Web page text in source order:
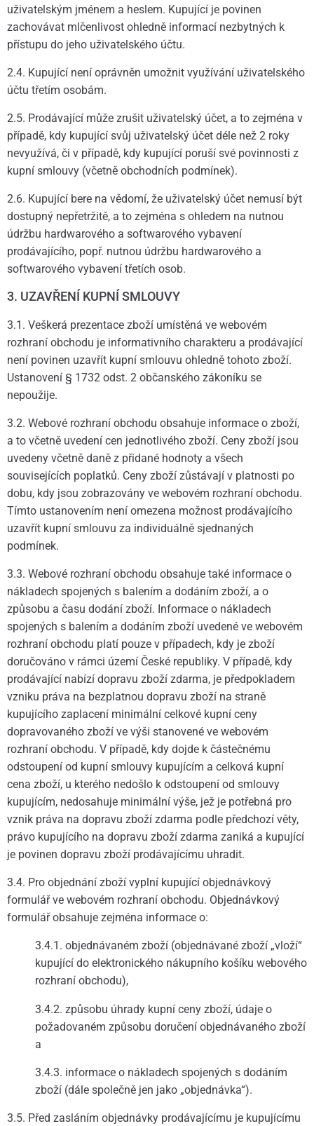
uživatelským jménem a heslem. Kupující je povinen
zachovávat mlčenlivost ohledně informací nezbytných k
přístupu do jeho uživatelského účtu.
2.4. Kupující není oprávněn umožnit využívání uživatelského
účtu třetím osobám.
2.5. Prodávající může zrušit uživatelský účet, a to zejména v
případě, kdy kupující svůj uživatelský účet déle než 2 roky
nevyužívá, či v případě, kdy kupující poruší své povinnosti z
kupní smlouvy (včetně obchodních podmínek).
2.6. Kupující bere na vědomí, že uživatelský účet nemusí být
dostupný nepřetržitě, a to zejména s ohledem na nutnou
údržbu hardwarového a softwarového vybavení
prodávajícího, popř. nutnou údržbu hardwarového a
softwarového vybavení třetích osob.
3. UZAVŘENÍ KUPNÍ SMLOUVY
3.1. Veškerá prezentace zboží umístěná ve webovém
rozhraní obchodu je informativního charakteru a prodávající
není povinen uzavřít kupní smlouvu ohledně tohoto zboží.
Ustanovení § 1732 odst. 2 občanského zákoníku se
nepoužije.
3.2. Webové rozhraní obchodu obsahuje informace o zboží,
a to včetně uvedení cen jednotlivého zboží. Ceny zboží jsou
uvedeny včetně daně z přidané hodnoty a všech
souvisejících poplatků. Ceny zboží zůstávají v platnosti po
dobu, kdy jsou zobrazovány ve webovém rozhraní obchodu.
Tímto ustanovením není omezena možnost prodávajícího
uzavřít kupní smlouvu za individuálně sjednaných
podmínek.
3.3. Webové rozhraní obchodu obsahuje také informace o
nákladech spojených s balením a dodáním zboží, a o
způsobu a času dodání zboží. Informace o nákladech
spojených s balením a dodáním zboží uvedené ve webovém
rozhraní obchodu platí pouze v případech, kdy je zboží
doručováno v rámci území České republiky. V případě, kdy
prodávající nabízí dopravu zboží zdarma, je předpokladem
vzniku práva na bezplatnou dopravu zboží na straně
kupujícího zaplacení minimální celkové kupní ceny
dopravovaného zboží ve výši stanovené ve webovém
rozhraní obchodu. V případě, kdy dojde k částečnému
odstoupení od kupní smlouvy kupujícím a celková kupní
cena zboží, u kterého nedošlo k odstoupení od smlouvy
kupujícím, nedosahuje minimální výše, jež je potřebná pro
vznik práva na dopravu zboží zdarma podle předchozí věty,
právo kupujícího na dopravu zboží zdarma zaniká a kupující
je povinen dopravu zboží prodávajícímu uhradit.
3.4. Pro objednání zboží vyplní kupující objednávkový
formulář ve webovém rozhraní obchodu. Objednávkový
formulář obsahuje zejména informace o:
3.4.1. objednávaném zboží (objednávané zboží „vloží“
kupující do elektronického nákupního košíku webového
rozhraní obchodu),
3.4.2. způsobu úhrady kupní ceny zboží, údaje o
požadovaném způsobu doručení objednávaného zboží
a
3.4.3. informace o nákladech spojených s dodáním
zboží (dále společně jen jako „objednávka“).
3.5. Před zasláním objednávky prodávajícímu je kupujícímu